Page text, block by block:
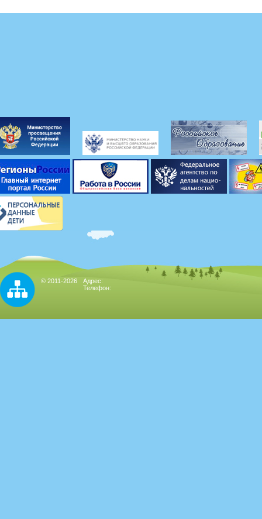
© 2011-2026
Адрес:
Телефон: